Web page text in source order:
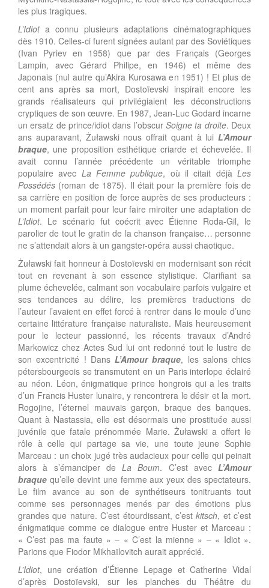
les plus tragiques.
L’Idiota connu plusieurs adaptations cinématographiques
dès 1910. Celles-ci furent signées autant par des Soviétiques
(Ivan Pyriev en 1958) que par des Français (Georges
Lampin, avec Gérard Philipe, en 1946) et même des
Japonais (nul autre qu’Akira Kurosawa en 1951) ! Et plus de
cent ans après sa mort, Dostoïevski inspirait encore les
grands réalisateurs qui privilégiaient les déconstructions
cryptiques de son œuvre. En 1987, Jean-Luc Godard incarne
un ersatz de prince/idiot dans l’obscur Soigne ta droite. Deux
ans auparavant, Żuławski nous offrait quant à lui L’Amour
braque, une proposition esthétique criarde et échevelée. Il
avait connu l’année précédente un véritable triomphe
populaire avec La Femme publique, où il citait déjàLes
Possédés (roman de 1875). Il était pour la première fois de
sa carrière en position de force auprès de ses producteurs :
un moment parfait pour leur faire miroiter une adaptation de
L’Idiot. Le scénario fut coécrit avec Étienne Roda-Gil, le
parolier de tout le gratin de la chanson française… personne
ne s’attendait alors à un gangster-opéra aussi chaotique.
Żuławski fait honneur à Dostoïevski en modernisant son récit
tout en revenant à son essence stylistique. Clarifiant sa
plume échevelée, calmant son vocabulaire parfois vulgaire et
ses tendances au délire, les premières traductions de
l’auteur l’avaient en effet forcé à rentrer dans le moule d’une
certaine littérature française naturaliste. Mais heureusement
pour le lecteur passionné, les récents travaux d’André
Markowicz chez Actes Sud lui ont redonné tout le lustre de
son excentricité ! Dans L’Amour braque, les salons chics
pétersbourgeois se transmutent en un Paris interlope éclairé
au néon. Léon, énigmatique prince hongrois qui a les traits
d’un Francis Huster lunaire, y rencontrera le désir et la mort.
Rogojine, l’éternel mauvais garçon, braque des banques.
Quant à Nastassia, elle est désormais une prostituée aussi
juvénile que fatale prénommée Marie. Żuławski a offert le
rôle à celle qui partage sa vie, une toute jeune Sophie
Marceau : un choix jugé très audacieux pour celle qui peinait
alors à s’émanciper de La Boum. C’est avec L’Amour
braque qu’elle devint une femme aux yeux des spectateurs.
Le film avance au son de synthétiseurs tonitruants tout
comme ses personnages menés par des émotions plus
grandes que nature. C’est étourdissant, c’estkitsch, et c’est
énigmatique comme ce dialogue entre Huster et Marceau :
« C’est pas ma faute » – « C’est la mienne » – « Idiot ».
Parions que Fiodor Mikhaïlovitch aurait apprécié.
L’Idiot, une création d’Étienne Lepage et Catherine Vidal
d’après Dostoïevski, sur les planches du Théâtre du